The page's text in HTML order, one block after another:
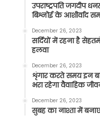
उपराष्ट्रपति जगदीप
बिश्नोई के आशीर्वाद
December 26, 2023
सर्दियों में रहना है
हलवा
December 26, 2023
शृंगार करते समय इन
भरा रहेगा वैवाहिक
December 26, 2023
सुबह का नाश्ता में